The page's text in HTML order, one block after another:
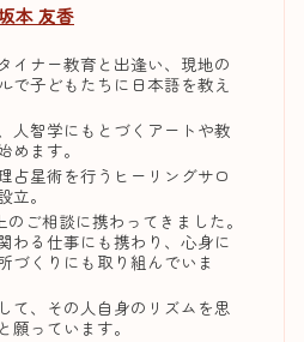
本 友香
イナー教育と出逢い、現地の
で子どもたちに日本語を教え
人智学にもとづくアートや教
めます。
占星術を行うヒーリングサロ
立。
のご相談に携わってきました。
わる仕事にも携わり、心身に
づくりにも取り組んでいま
て、その人自身のリズムを思
願っています。